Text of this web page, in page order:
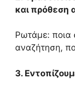
και πρόθεση
Ρωτάμε: ποια
αναζήτηση,
3.